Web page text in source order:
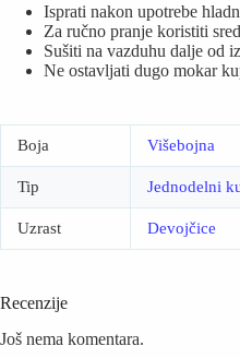
Isprati nakon upotrebe
Za ručno pranje koristiti
Sušiti na vazduhu dalje od
Ne ostavljati dugo mokar
Boja Višebojna
Tip Jednodelni
Uzrast Devojčice
Recenzije
Još nema komentara.